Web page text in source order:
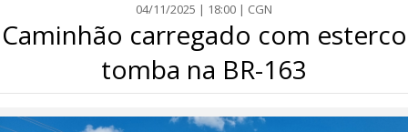
04/11/2025 | 18:00 | CGN
Caminhão carregado com esterco
tomba na BR-163